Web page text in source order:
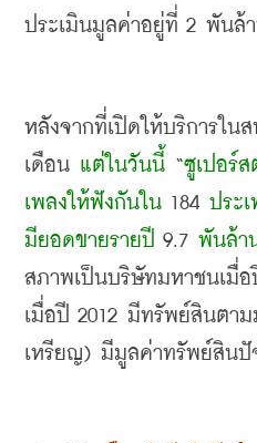
ประเมินมูลค่าอยู่ที่ 2 พันล้
หลังจากที่เปิดให้บริการใน
เดือน แต่ในวันนี้ “ซูเปอร์ส
เพลงให้ฟังกันใน 184 ประ
มียอดขายรายปี
9.7 พันล้า
สภาพเป็นบริษัทมหาชนเมื่อปี
เมื่อปี
2012 มีทรัพย์สินตา
เหรียญ) มีมูลค่าทรัพย์สินปั